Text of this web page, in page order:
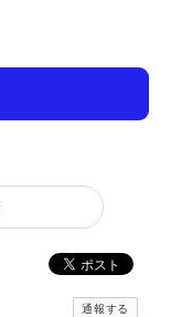
通報する